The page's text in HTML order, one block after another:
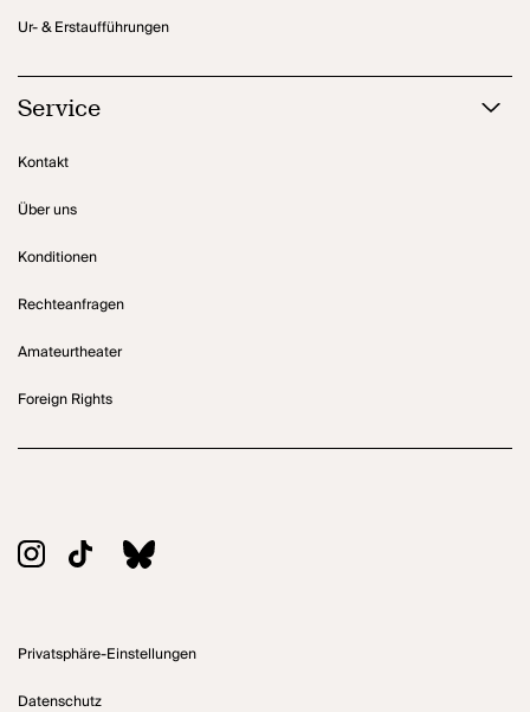
Ur- & Erstaufführungen
Service
Kontakt
Über uns
Konditionen
Rechteanfragen
Amateurtheater
Foreign Rights
Privatsphäre-Einstellungen
Datenschutz